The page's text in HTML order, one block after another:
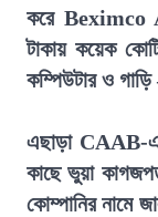
করে Beximco
টাকায় কয়েক
কম্পিউটার ও
এছাড়া CAAB-
কাছে ভুয়া
কোম্পানির